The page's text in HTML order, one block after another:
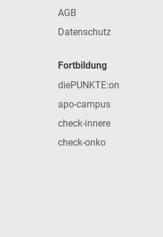
AGB
Datenschutz
Fortbildung
diePUNKTE:on
apo-campus
check-innere
check-onko